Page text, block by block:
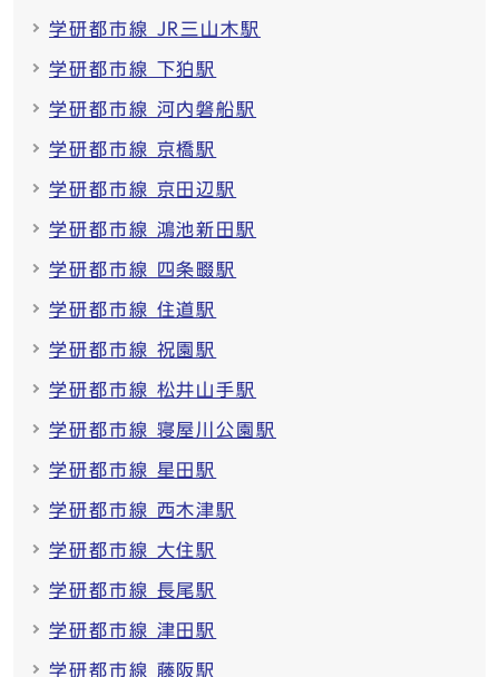
学研都市線 JR三山木駅
学研都市線 下狛駅
学研都市線 河内磐船駅
学研都市線 京橋駅
学研都市線 京田辺駅
学研都市線 鴻池新田駅
学研都市線 四条畷駅
学研都市線 住道駅
学研都市線 祝園駅
学研都市線 松井山手駅
学研都市線 寝屋川公園駅
学研都市線 星田駅
学研都市線 西木津駅
学研都市線 大住駅
学研都市線 長尾駅
学研都市線 津田駅
学研都市線 藤阪駅